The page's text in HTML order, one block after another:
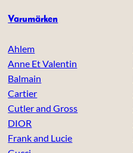
Varumärken
Ahlem
Anne Et Valentin
Balmain
Cartier
Cutler and Gross
DIOR
Frank and Lucie